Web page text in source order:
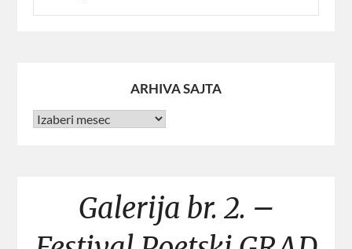
ARHIVA SAJTA
Galerija br. 2. –